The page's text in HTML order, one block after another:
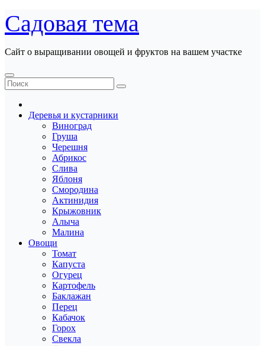
Перейти
к
содержанию
Садовая тема
Сайт о выращивании овощей и фруктов на вашем участке
Деревья и кустарники
Виноград
Груша
Черешня
Абрикос
Слива
Яблоня
Смородина
Актинидия
Крыжовник
Алыча
Малина
Овощи
Томат
Капуста
Огурец
Картофель
Баклажан
Перец
Кабачок
Горох
Свекла